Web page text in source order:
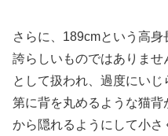
さらに、189cmという高
誇らしいものではありま
として扱われ、過度にい
第に背を丸めるような猫背
から隠れるようにして小